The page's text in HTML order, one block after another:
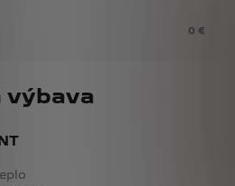
0 €
výbava